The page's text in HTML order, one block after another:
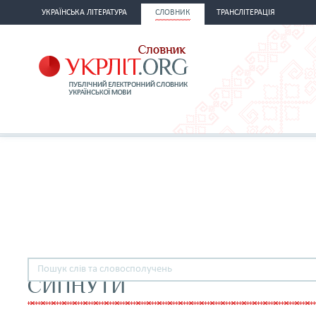
УКРАЇНСЬКА ЛІТЕРАТУРА СЛОВНИК ТРАНСЛІТЕРАЦІЯ
СИПНУТИ